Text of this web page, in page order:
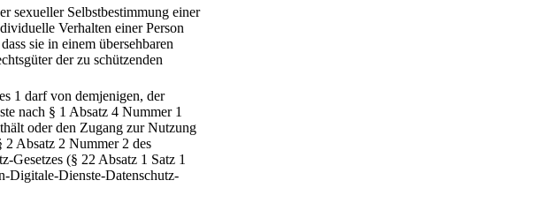
sexueller Selbstbestimmung einer
Verhalten einer Person
sie in einem übersehbaren
der zu schützenden
1 darf von demjenigen, der
nach § 1 Absatz 4 Nummer 1
oder den Zugang zur Nutzung
2 Absatz 2 Nummer 2 des
Gesetzes (§ 22 Absatz 1 Satz 1
Digitale-Dienste-Datenschutz-